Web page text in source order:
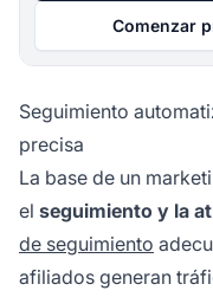
Comenzar
Seguimiento
precisa
La base de un
el seguimiento y la
de seguimiento
afiliados generan